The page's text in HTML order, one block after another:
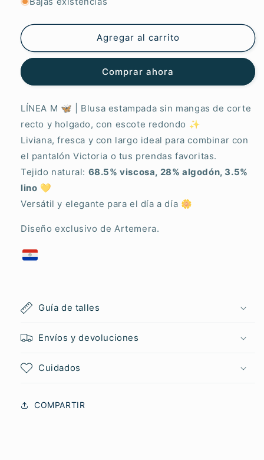
Victoria
Citrico
Victoria
Aroma
Citrico
Agregar al carrito
Comprar ahora
LÍNEA M 🦋 | Blusa estampada sin mangas de corte
recto y holgado, con escote redondo ✨
Liviana, fresca y con largo ideal para combinar con
el pantalón Victoria o tus prendas favoritas.
Tejido natural: 68.5% viscosa, 28% algodón, 3.5%
lino 💛
Versátil y elegante para el día a día 🌼
Diseño exclusivo de Artemera.
Guía de talles
Envíos y devoluciones
Cuidados
COMPARTIR